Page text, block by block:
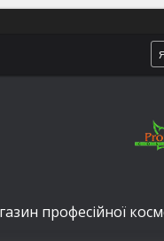
професійної